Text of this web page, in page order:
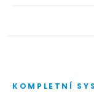
KOMPLETNÍ